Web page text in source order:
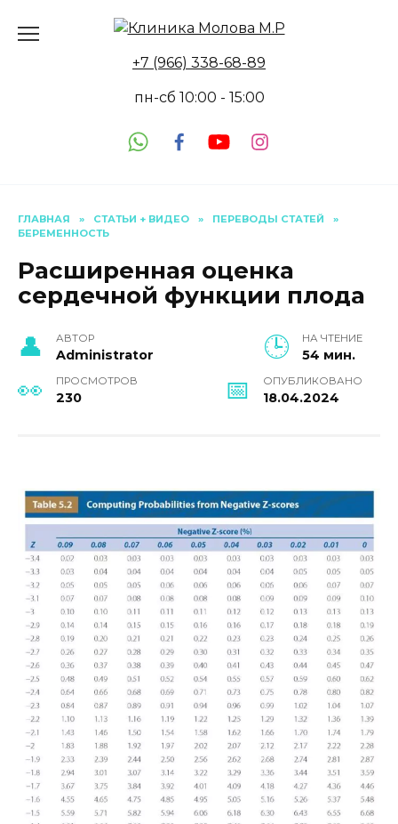
+7 (966) 338-68-89
пн-сб 10:00 - 15:00
ГЛАВНАЯ » СТАТЬИ + ВИДЕО » ПЕРЕВОДЫ СТАТЕЙ
»
БЕРЕМЕННОСТЬ
Расширенная оценка
сердечной функции плода
АВТОР
Administrator
НА ЧТЕНИЕ
54 мин.
ПРОСМОТРОВ
230
ОПУБЛИКОВАНО
18.04.2024